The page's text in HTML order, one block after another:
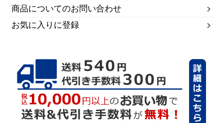
商品についてのお問い合わせ
お気に入りに登録